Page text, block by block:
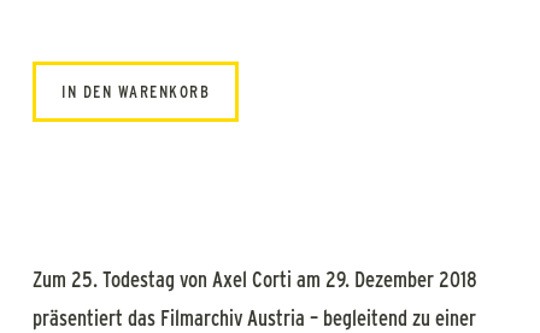
IN DEN WARENKORB
Zum 25. Todestag von Axel Corti am 29. Dezember 2018
präsentiert das Filmarchiv Austria – begleitend zu einer